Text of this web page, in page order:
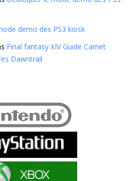
demo des PS3 kiosk
Final fantasy XIV Guide Carnet
Dawntrail